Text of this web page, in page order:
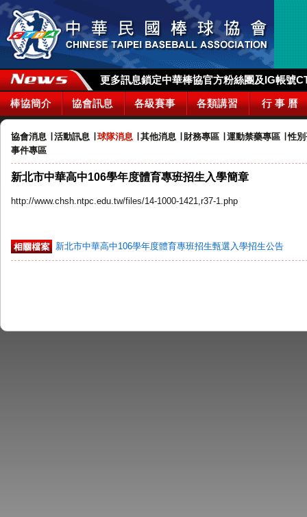
更多訊息鎖定中華棒協官方粉絲團及IG帳號
棒協簡介 協會訊息 各級賽事 各類講習 行 事 曆
協會消息 活動訊息 球隊消息 其他消息 財務專區 運動禁藥專區 ∣性
事件專區
新北市中華高中106學年度體育專班招生入學簡章
http://www.chsh.ntpc.edu.tw/files/14-1000-1421,r37-1.php
新北市中華高中106學年度體育專班招生甄選入學招生公告